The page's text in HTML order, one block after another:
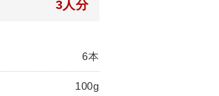
3人分
6本
100g